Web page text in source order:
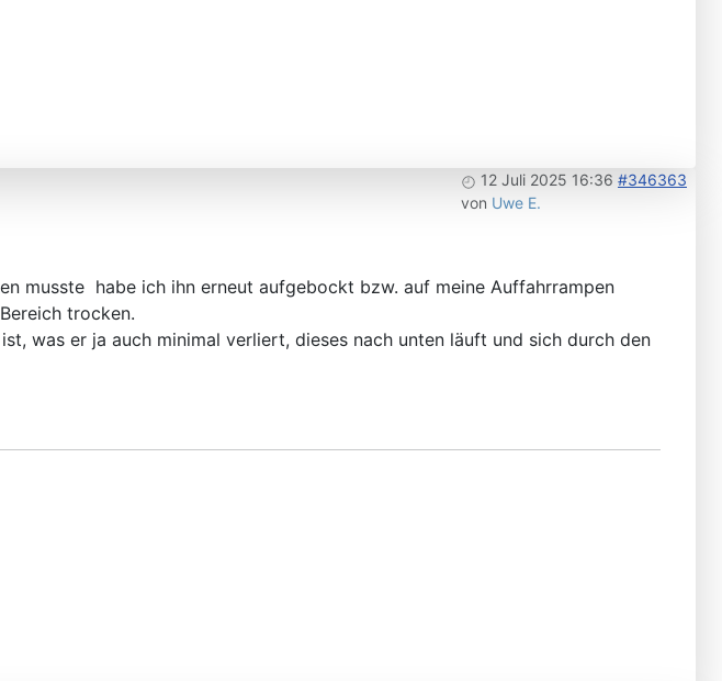
12 Juli 2025 16:36 #346363
von Uwe E.
musste habe ich ihn erneut aufgebockt bzw. auf meine Auffahrrampen
trocken.
was er ja auch minimal verliert, dieses nach unten läuft und sich durch den